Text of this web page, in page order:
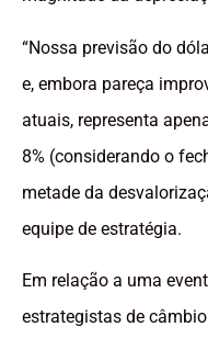
“Nossa previsão do
e, embora pareça
atuais, representa
8% (considerando o
metade da
equipe de estratégia.
Em relação a uma
estrategistas de